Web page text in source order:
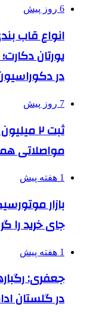
6 روز پیش
انواع قاب
یورتان
در
7 روز پیش
مواصلاتی
1 هفته پیش
بازار
جای خرید را
1 هفته پیش
جعفری:
در گلستان